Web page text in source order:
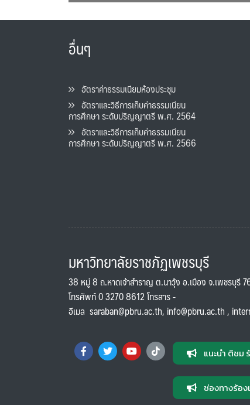
อื่นๆ
อัตราค่าธรรมเนียมห้องประชุม
อัตราและวิธีการเก็บค่าธรรมเนียน
การศึกษา ระดับปริญญาตรี พ.ศ. 2564
อัตราและวิธีการเก็บค่าธรรมเนียน
การศึกษา ระดับปริญญาตรี พ.ศ. 2566
มหาวิทยาลัยราชภัฏเพชรบุรี
38 หมู่ 8 ถ.หาดเจ้าสำราญ ต.นาวุ้ง อ.เมือง จ.เพชรบุรี
โทรศัพท์ 0 3270 8612 โทรสาร -
อีเมล saraban@pbru.ac.th, info@pbru.ac.th,
แนะนำ ติชม
ช่องทางร้อ